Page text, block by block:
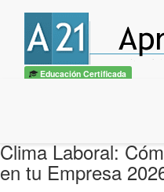
Educación Certificada
Clima Laboral:
en tu Empresa